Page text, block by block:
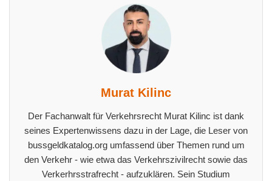
Murat Kilinc
Der Fachanwalt für Verkehrsrecht Murat Kilinc ist dank
seines Expertenwissens dazu in der Lage, die Leser von
bussgeldkatalog.org umfassend über Themen rund um
den Verkehr - wie etwa das Verkehrszivilrecht sowie das
Verkerhrsstrafrecht - aufzuklären. Sein Studium